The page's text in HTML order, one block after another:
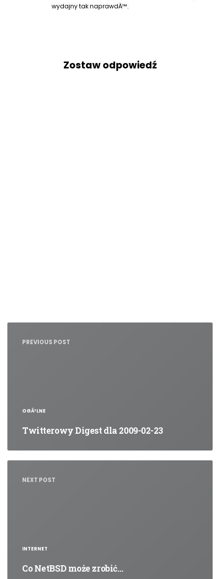
wydajny tak naprawdÄ™.
Zostaw odpowiedź
Nawigacja
PREVIOUS POST
OGÃ³LNE
Twitterowy Digest dla 2009-02-23
NEXT POST
INTERNET
Co NetBSD może zrobić…